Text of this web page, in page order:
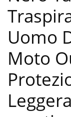
Uomo
Moto
Leggera